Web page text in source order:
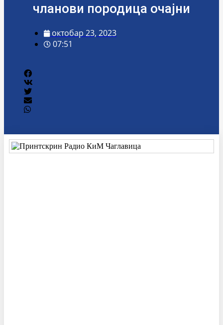
чланови породица очајни
октобар 23, 2023
07:51